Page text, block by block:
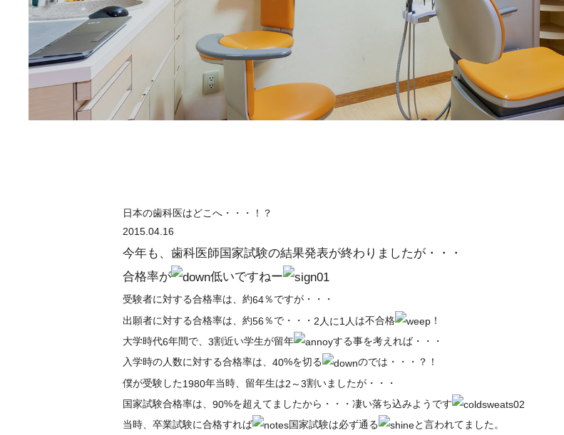
日本の歯科医はどこへ・・・！？
2015.04.16
今年も、歯科医師国家試験の結果発表が終わりましたが・・・
合格率が
低いですねー
受験者に対する合格率は、約64％ですが・・・
出願者に対する合格率は、約56％で・・・ 2人に1人 は不合格
！
大学時代6年間で、 3割近い学生が留年
する事を考えれば・・・
入学時の人数に対する合格率は、 40%を切る
のでは・・・？！
僕が受験した1980年当時、留年生は2～3割いましたが・・・
国家試験合格率は、 90%を超えてましたから・・・凄い落ち込みようです
当時、卒業試験に合格すれば
国家試験は必ず通る
と言われてました。